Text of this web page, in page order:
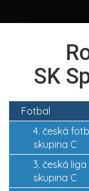
SK
Fotbal
4. česká
skupina C
3. česká
skupina C